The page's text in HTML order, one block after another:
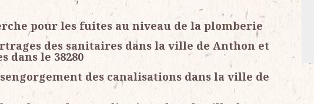
pour les fuites au niveau de la plomberie
des sanitaires dans la ville de Anthon et
dans le 38280
des canalisations dans la ville de